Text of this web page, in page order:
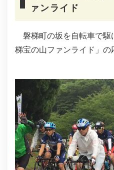
ァンライド
磐梯町の坂を自転車で駆
梯宝の山ファンライド」の